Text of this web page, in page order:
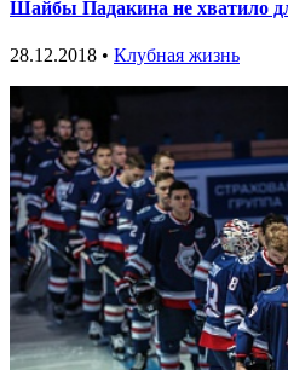
Шайбы Падакина не хватило
28.12.2018 • Клубная жизнь